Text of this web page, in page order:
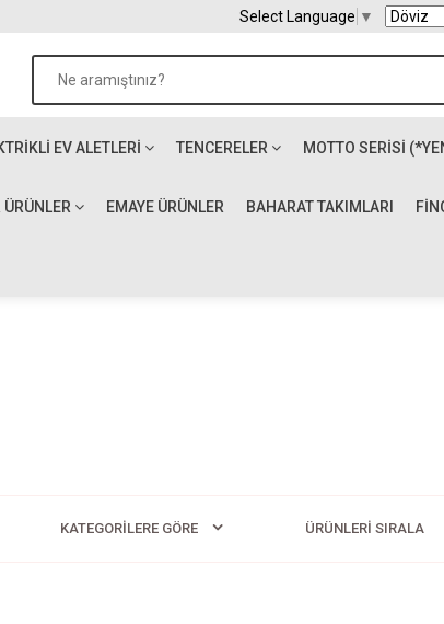
Select Language ▼
EV ALETLERI TENCERELER MOTTO SERİSİ
ÜRÜNLER EMAYE ÜRÜNLER BAHARAT TAKIMLARI
KATEGORILERE GÖRE